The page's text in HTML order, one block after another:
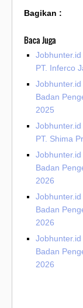
Bagikan :
Baca Juga
PT. Inferco
Badan
2025
PT. Shima
Badan
2026
Badan
2026
Badan
2026